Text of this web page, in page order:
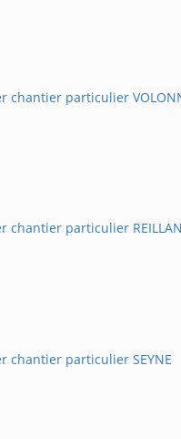
chantier particulier
chantier particulier
chantier particulier SEYNE